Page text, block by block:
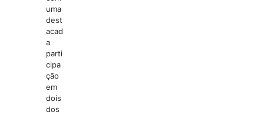
uma
dest
acad
a
parti
cipa
ção
em
dois
dos